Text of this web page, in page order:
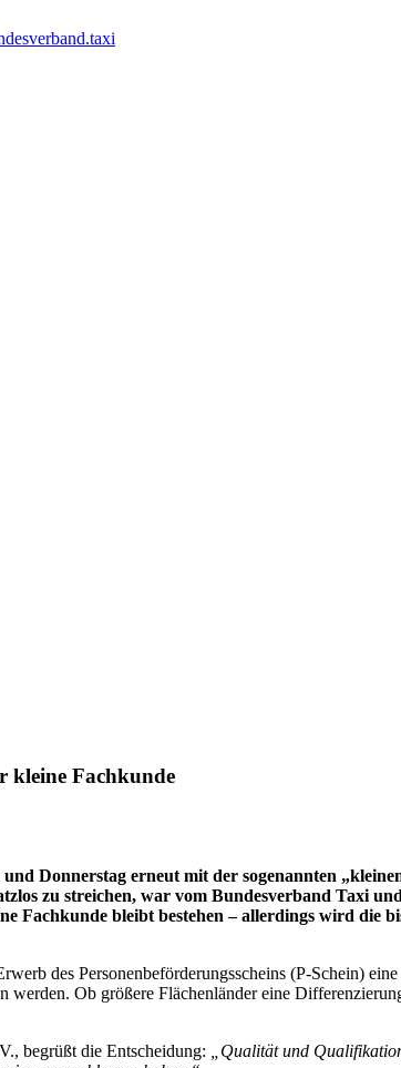
kleine Fachkunde
Donnerstag erneut mit der sogenannten
zu streichen, war vom Bundesverband Taxi
Fachkunde bleibt bestehen – allerdings wird die
des Personenbeförderungsscheins (P-Schein)
Ob größere Flächenländer eine
begrüßt die Entscheidung: „Qualität und